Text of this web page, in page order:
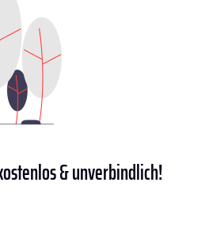
& unverbindlich!